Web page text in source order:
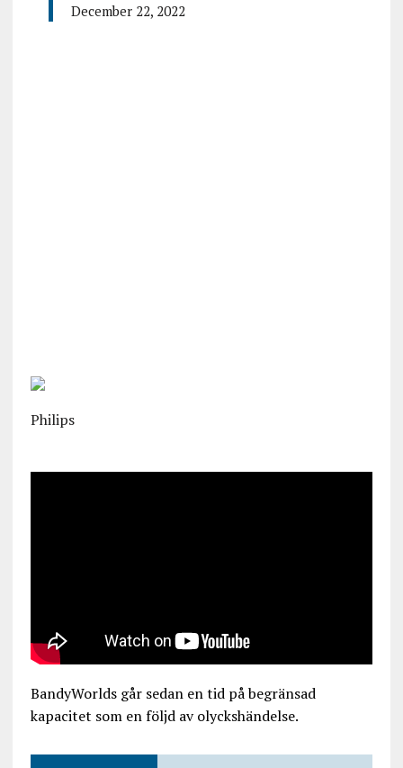
December 22, 2022
Philips
BandyWorlds går sedan en tid på begränsad
kapacitet som en följd av olyckshändelse.